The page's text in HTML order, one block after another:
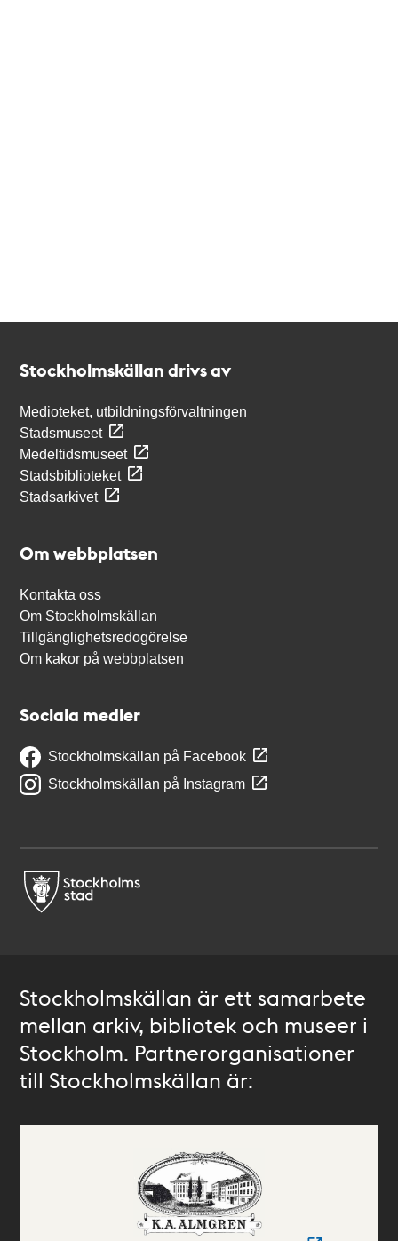
Stockholmskällan drivs av
Medioteket, utbildningsförvaltningen
Stadsmuseet
Medeltidsmuseet
Stadsbiblioteket
Stadsarkivet
Om webbplatsen
Kontakta oss
Om Stockholmskällan
Tillgänglighetsredogörelse
Om kakor på webbplatsen
Sociala medier
Stockholmskällan på Facebook
Stockholmskällan på Instagram
Stockholmskällan är ett samarbete
mellan arkiv, bibliotek och museer i
Stockholm. Partnerorganisationer
till Stockholmskällan är: